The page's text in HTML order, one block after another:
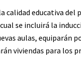
educativa del
se incluirá la
aulas, equiparán
viviendas para los